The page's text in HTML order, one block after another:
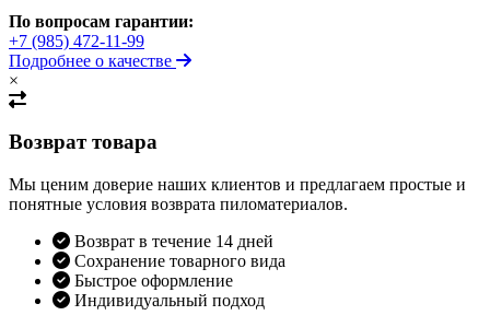
По вопросам гарантии:
+7 (985) 472-11-99
Подробнее о качестве
×
Возврат товара
Мы ценим доверие наших клиентов и предлагаем простые и
понятные условия возврата пиломатериалов.
Возврат в течение 14 дней
Сохранение товарного вида
Быстрое оформление
Индивидуальный подход